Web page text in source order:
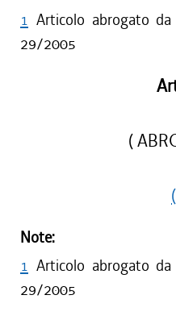
1 Articolo abrogato
29/2005
(
Note:
1 Articolo abrogato
29/2005